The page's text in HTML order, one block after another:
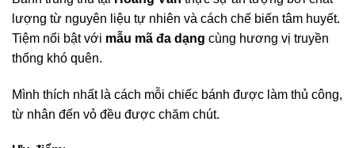
lượng từ nguyên liệu tự nhiên và cách chế biến tâm huyết.
Tiệm nổi bật với mẫu mã đa dạng cùng hương vị truyền
thống khó quên.
Mình thích nhất là cách mỗi chiếc bánh được làm thủ công,
từ nhân đến vỏ đều được chăm chút.